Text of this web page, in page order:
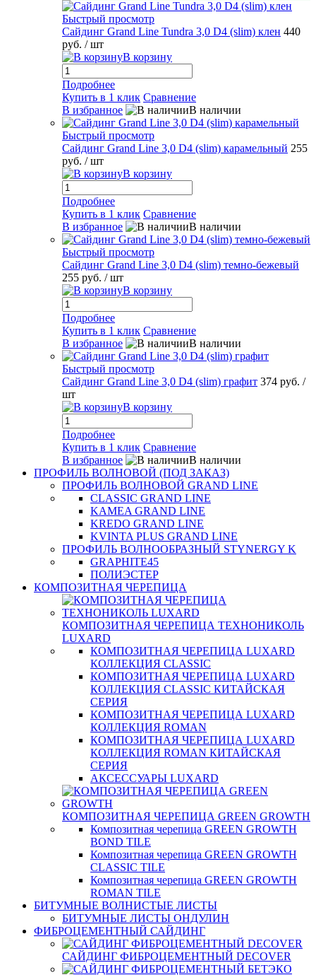
Быстрый просмотр
Сайдинг Grand Line Tundra 3,0 D4 (slim) клен 440
руб. / шт
В корзину
Подробнее
Купить в 1 клик Сравнение
В избранное
В наличии
Быстрый просмотр
Сайдинг Grand Line 3,0 D4 (slim) карамельный 255
руб. / шт
В корзину
Подробнее
Купить в 1 клик Сравнение
В избранное
В наличии
Быстрый просмотр
Сайдинг Grand Line 3,0 D4 (slim) темно-бежевый
255 руб. / шт
В корзину
Подробнее
Купить в 1 клик Сравнение
В избранное
В наличии
Быстрый просмотр
Сайдинг Grand Line 3,0 D4 (slim) графит 374 руб. /
шт
В корзину
Подробнее
Купить в 1 клик Сравнение
В избранное
В наличии
ПРОФИЛЬ ВОЛНОВОЙ (ПОД ЗАКАЗ)
ПРОФИЛЬ ВОЛНОВОЙ GRAND LINE
CLASSIC GRAND LINE
KAMEA GRAND LINE
KREDO GRAND LINE
KVINTA PLUS GRAND LINE
ПРОФИЛЬ ВОЛНООБРАЗНЫЙ STYNERGY K
GRAPHITE45
ПОЛИЭСТЕР
КОМПОЗИТНАЯ ЧЕРЕПИЦА
КОМПОЗИТНАЯ ЧЕРЕПИЦА ТЕХНОНИКОЛЬ
LUXARD
КОМПОЗИТНАЯ ЧЕРЕПИЦА LUXARD
КОЛЛЕКЦИЯ CLASSIC
КОМПОЗИТНАЯ ЧЕРЕПИЦА LUXARD
КОЛЛЕКЦИЯ CLASSIC КИТАЙСКАЯ
СЕРИЯ
КОМПОЗИТНАЯ ЧЕРЕПИЦА LUXARD
КОЛЛЕКЦИЯ ROMAN
КОМПОЗИТНАЯ ЧЕРЕПИЦА LUXARD
КОЛЛЕКЦИЯ ROMAN КИТАЙСКАЯ
СЕРИЯ
АКСЕССУАРЫ LUXARD
КОМПОЗИТНАЯ ЧЕРЕПИЦА GREEN GROWTH
Композитная черепица GREEN GROWTH
BOND TILE
Композитная черепица GREEN GROWTH
CLASSIC TILE
Композитная черепица GREEN GROWTH
ROMAN TILE
БИТУМНЫЕ ВОЛНИСТЫЕ ЛИСТЫ
БИТУМНЫЕ ЛИСТЫ ОНДУЛИН
ФИБРОЦЕМЕНТНЫЙ САЙДИНГ
САЙДИНГ ФИБРОЦЕМЕНТНЫЙ DECOVER